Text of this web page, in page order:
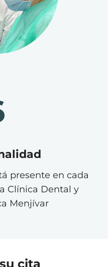
presente en cada
Clínica Dental y
Menjívar
cita